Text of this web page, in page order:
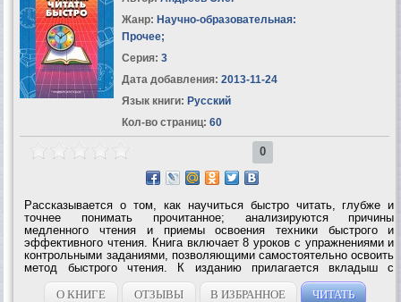
Жанр: Научно-образовательная:
Прочее;
Серия: 3
Дата добавления: 2013-11-24
Язык книги: Русский
Кол-во страниц: 60
0
Рассказывается о том, как научиться быстро читать, глубже и
точнее понимать прочитанное; анализируются причины
медленного чтения и приемы освоения техники быстрого и
эффективного чтения. Книга включает 8 уроков с упражнениями и
контрольными заданиями, позволяющими самостоятельно освоить
метод быстрого чтения. К изданию прилагается вкладыш с
тренировочными таблицами.УЧИМСЯ ЧИТАТЬ БЫСТРО – Первая
ступень обучения в Школе Олега...
О КНИГЕ ОТЗЫВЫ В ИЗБРАННОЕ ЧИТАТЬ